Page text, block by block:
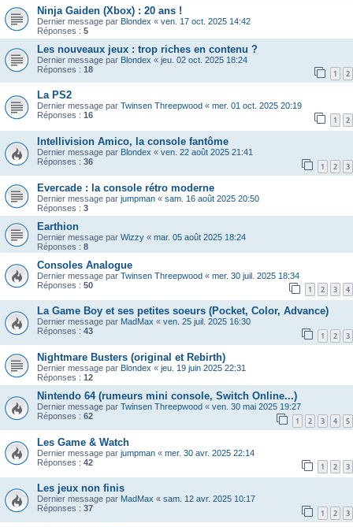
Ninja Gaiden (Xbox) : 20 ans !
Dernier message par Blondex « ven. 17 oct. 2025 14:42
Réponses : 5
Les nouveaux jeux : trop riches en contenu ?
Dernier message par Blondex « jeu. 02 oct. 2025 18:24
Réponses : 18 1 2
La PS2
Dernier message par Twinsen Threepwood « mer. 01 oct. 2025 20:19
Réponses : 16 1 2
Intellivision Amico, la console fantôme
Dernier message par Blondex « ven. 22 août 2025 21:41
Réponses : 36 1 2 3
Evercade : la console rétro moderne
Dernier message par jumpman « sam. 16 août 2025 20:50
Réponses : 3
Earthion
Dernier message par Wizzy « mar. 05 août 2025 18:24
Réponses : 8
Consoles Analogue
Dernier message par Twinsen Threepwood « mer. 30 juil. 2025 18:34
Réponses : 50 1 2 3 4
La Game Boy et ses petites soeurs (Pocket, Color, Advance)
Dernier message par MadMax « ven. 25 juil. 2025 16:30
Réponses : 43 1 2 3
Nightmare Busters (original et Rebirth)
Dernier message par Blondex « jeu. 19 juin 2025 22:31
Réponses : 12
Nintendo 64 (rumeurs mini console, Switch Online...)
Dernier message par Twinsen Threepwood « ven. 30 mai 2025 19:27
Réponses : 62 1 2 3 4 5
Les Game & Watch
Dernier message par jumpman « mer. 30 avr. 2025 22:14
Réponses : 42 1 2 3
Les jeux non finis
Dernier message par MadMax « sam. 12 avr. 2025 10:17
Réponses : 37 1 2 3